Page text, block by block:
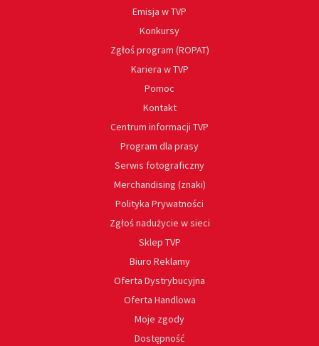
Emisja w TVP
Konkursy
Zgłoś program (ROPAT)
Kariera w TVP
Pomoc
Kontakt
Centrum informacji TVP
Program dla prasy
Serwis fotograficzny
Merchandising (znaki)
Polityka Prywatności
Zgłoś nadużycie w sieci
Sklep TVP
Biuro Reklamy
Oferta Dystrybucyjna
Oferta Handlowa
Moje zgody
Dostępność